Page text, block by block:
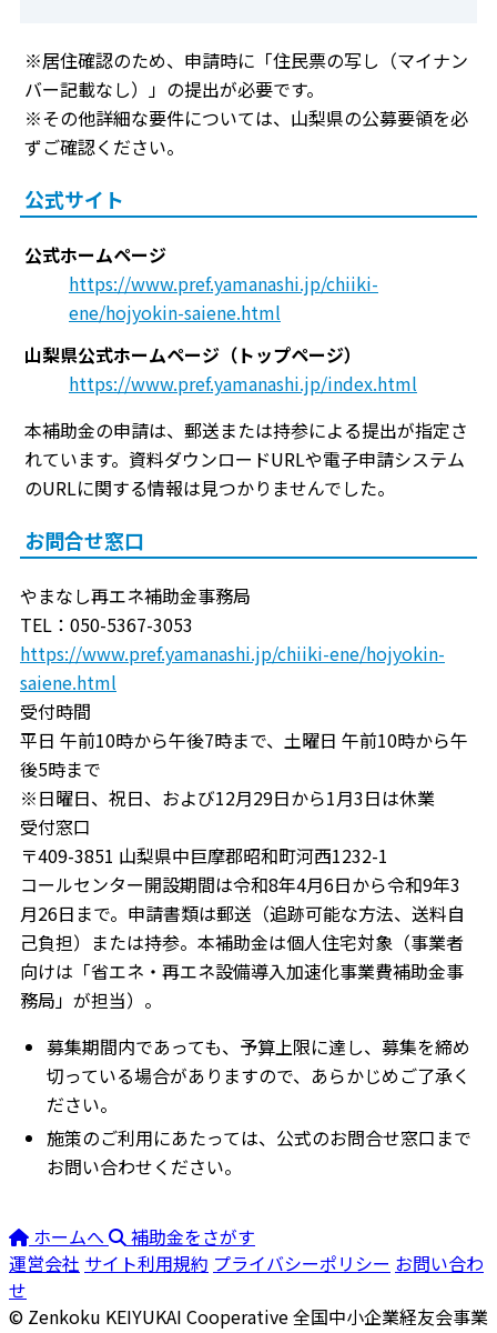
※居住確認のため、申請時に「住民票の写し（マイナン
バー記載なし）」の提出が必要です。
※その他詳細な要件については、山梨県の公募要領を必
ずご確認ください。
公式サイト
公式ホームページ
https://www.pref.yamanashi.jp/chiiki-
ene/hojyokin-saiene.html
山梨県公式ホームページ（トップページ）
https://www.pref.yamanashi.jp/index.html
本補助金の申請は、郵送または持参による提出が指定さ
れています。資料ダウンロードURLや電子申請システム
のURLに関する情報は見つかりませんでした。
お問合せ窓口
やまなし再エネ補助金事務局
TEL：050-5367-3053
https://www.pref.yamanashi.jp/chiiki-ene/hojyokin-
saiene.html
受付時間
平日 午前10時から午後7時まで、土曜日 午前10時から午
後5時まで
※日曜日、祝日、および12月29日から1月3日は休業
受付窓口
〒409-3851 山梨県中巨摩郡昭和町河西1232-1
コールセンター開設期間は令和8年4月6日から令和9年3
月26日まで。申請書類は郵送（追跡可能な方法、送料自
己負担）または持参。本補助金は個人住宅対象（事業者
向けは「省エネ・再エネ設備導入加速化事業費補助金事
務局」が担当）。
募集期間内であっても、予算上限に達し、募集を締め
切っている場合がありますので、あらかじめご了承く
ださい。
施策のご利用にあたっては、公式のお問合せ窓口まで
お問い合わせください。
ホームへ
補助金をさがす
運営会社 サイト利用規約 プライバシーポリシー お問い合わ
せ
© Zenkoku KEIYUKAI Cooperative全国中小企業経友会事業